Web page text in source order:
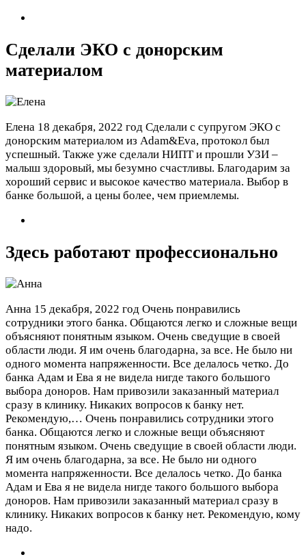
Сделали ЭКО с донорским
материалом
Елена 18 декабря, 2022 год Сделали с супругом ЭКО с
донорским материалом из Adam&Eva, протокол был
успешный. Также уже сделали НИПТ и прошли УЗИ –
малыш здоровый, мы безумно счастливы. Благодарим за
хороший сервис и высокое качество материала. Выбор в
банке большой, а цены более, чем приемлемы.
Здесь работают профессионально
Анна 15 декабря, 2022 год Очень понравились
сотрудники этого банка. Общаются легко и сложные вещи
объясняют понятным языком. Очень сведущие в своей
области люди. Я им очень благодарна, за все. Не было ни
одного момента напряженности. Все делалось четко. До
банка Адам и Ева я не видела нигде такого большого
выбора доноров. Нам привозили заказанный материал
сразу в клинику. Никаких вопросов к банку нет.
Рекомендую,… Очень понравились сотрудники этого
банка. Общаются легко и сложные вещи объясняют
понятным языком. Очень сведущие в своей области люди.
Я им очень благодарна, за все. Не было ни одного
момента напряженности. Все делалось четко. До банка
Адам и Ева я не видела нигде такого большого выбора
доноров. Нам привозили заказанный материал сразу в
клинику. Никаких вопросов к банку нет. Рекомендую, кому
надо.